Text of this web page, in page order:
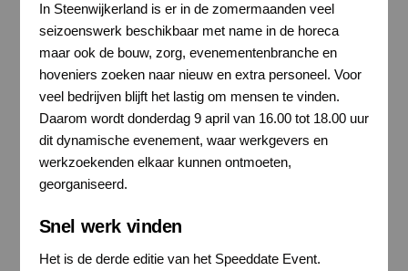
In Steenwijkerland is er in de zomermaanden veel
seizoenswerk beschikbaar met name in de horeca
maar ook de bouw, zorg, evenementenbranche en
hoveniers zoeken naar nieuw en extra personeel. Voor
veel bedrijven blijft het lastig om mensen te vinden.
Daarom wordt donderdag 9 april van 16.00 tot 18.00 uur
dit dynamische evenement, waar werkgevers en
werkzoekenden elkaar kunnen ontmoeten,
georganiseerd.
Snel werk vinden
Het is de derde editie van het Speeddate Event.